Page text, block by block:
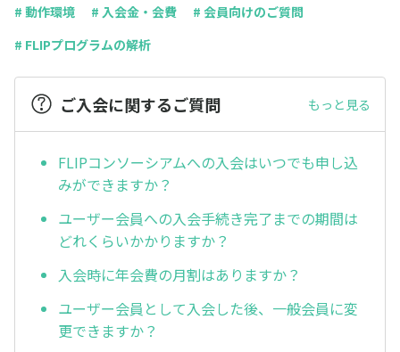
# 動作環境
# 入会金・会費
# 会員向けのご質問
# FLIPプログラムの解析
ご入会に関するご質問 もっと見る
FLIPコンソーシアムへの入会はいつでも申し込
みができますか？
ユーザー会員への入会手続き完了までの期間は
どれくらいかかりますか？
入会時に年会費の月割はありますか？
ユーザー会員として入会した後、一般会員に変
更できますか？